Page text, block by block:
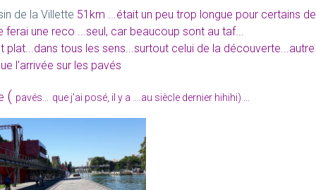
de la Villette 51km ...était un peu trop longue pour certains de
ferai une reco ...seul, car beaucoup sont au taf...
tous les sens...surtout celui de la découverte...autre
l'arrivée sur les pavés
( pavés... que j'ai posé, il y a ....au siècle dernier hihihi) ...